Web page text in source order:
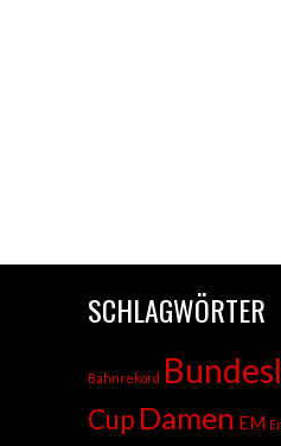
SCHLAGWÖRTER
Bahnrekord
Cup Damen EM